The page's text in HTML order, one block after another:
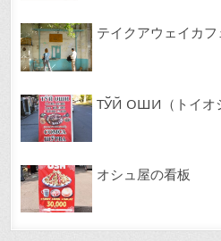
テイクアウェイカ
ТЎЙ ОШИ（トイオ
オシュ屋の看板